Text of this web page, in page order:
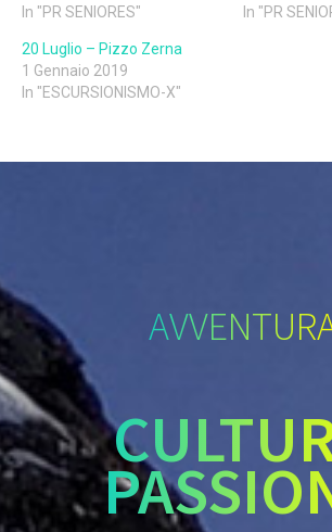
In "PR SENIORES"
In "PR
20 Luglio – Pizzo Zerna
1 Gennaio 2019
In "ESCURSIONISMO-X"